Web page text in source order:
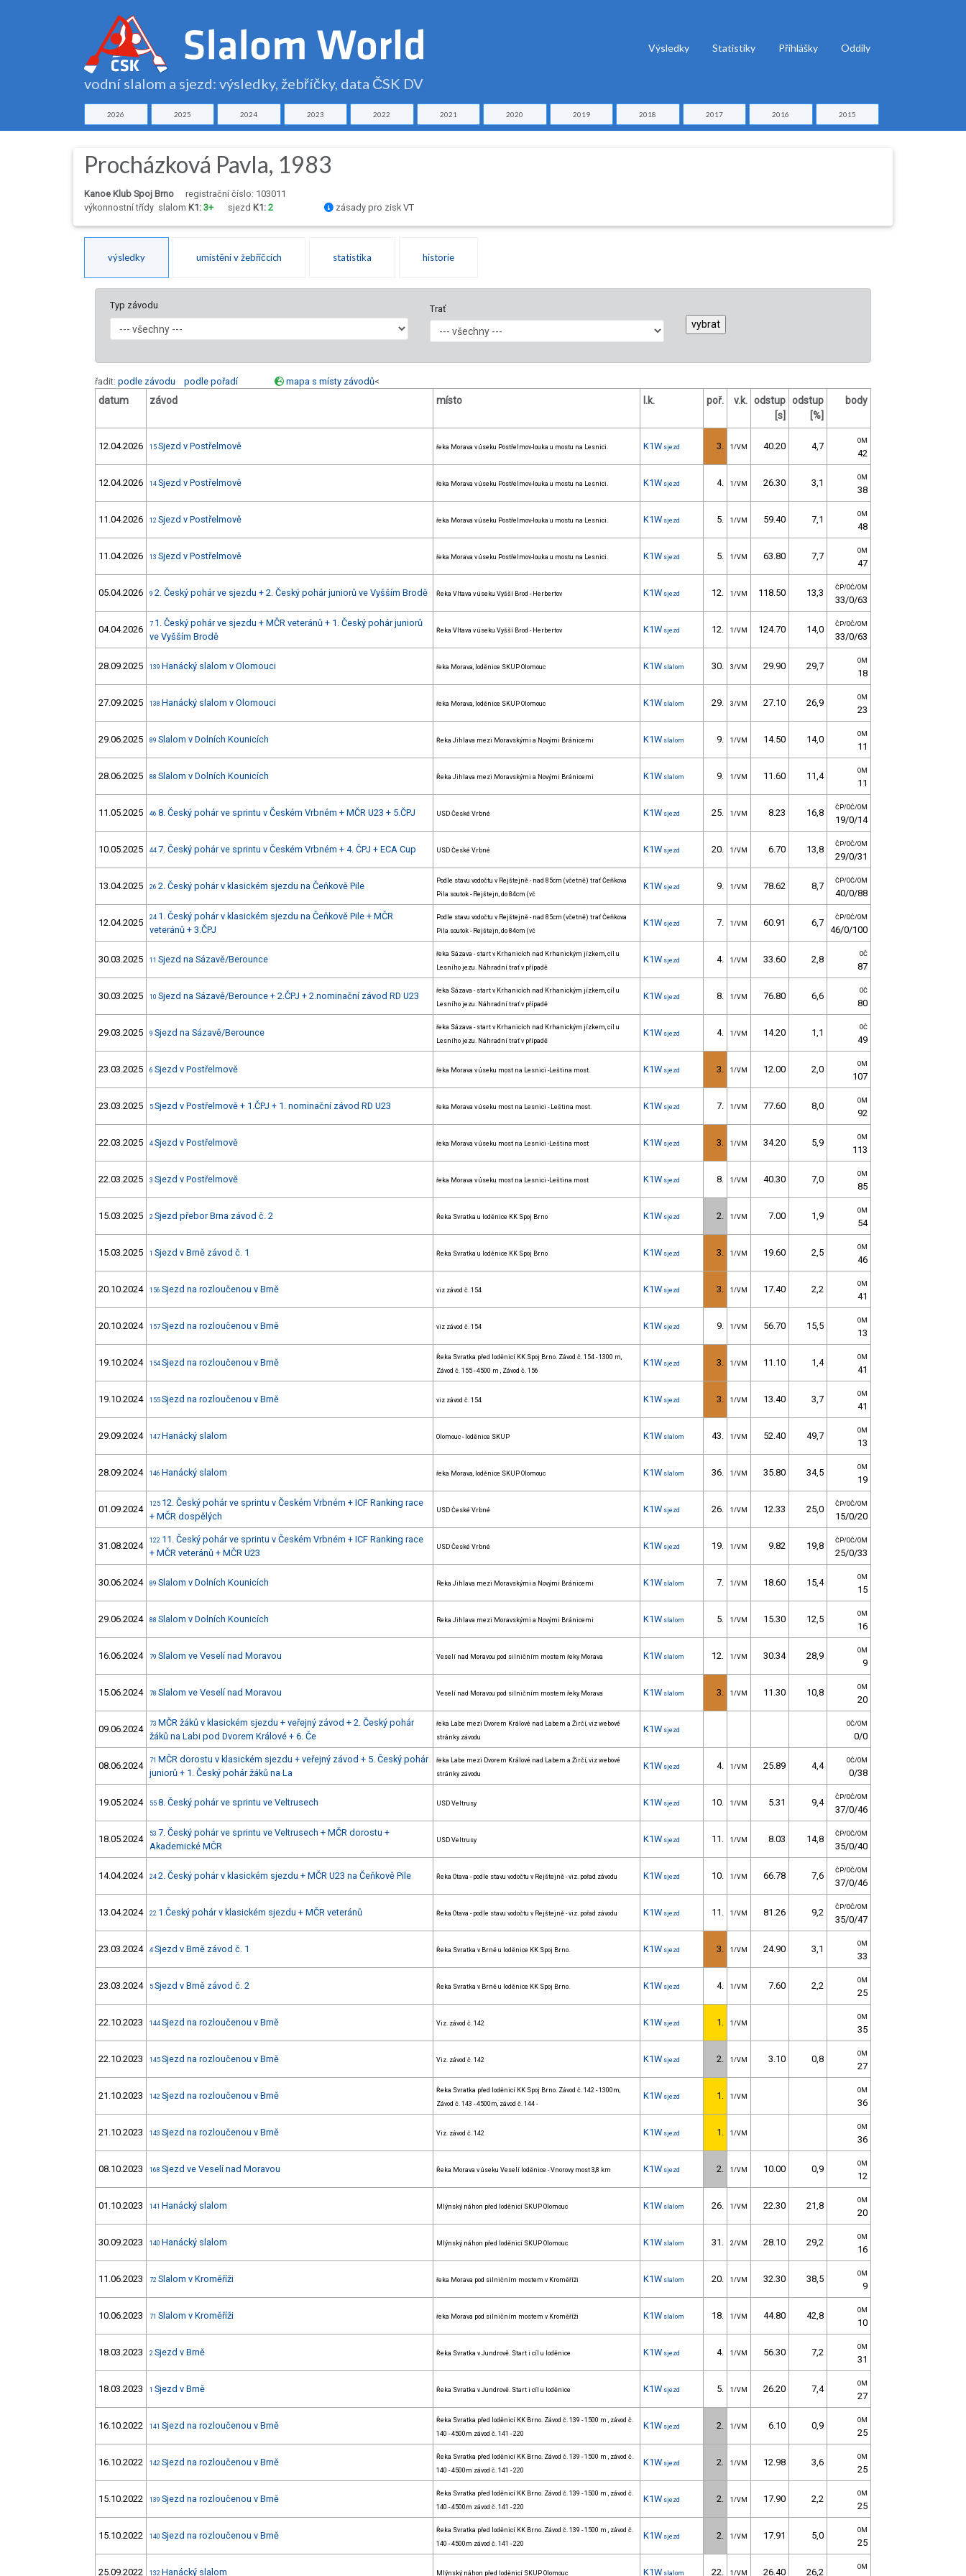
vodní slalom a sjezd: výsledky, žebříčky, data ČSK DV
Výsledky Statistiky Přihlášky Oddíly
2026 2025 2024 2023 2022 2021 2020 2019 2018 2017 2016 2015
Procházková Pavla, 1983
Kanoe Klub Spoj Brno
registrační číslo: 103011
výkonnostní třídy slalom K1: 3+ sjezd K1: 2 zásady pro zisk VT
výsledky umístění v žebříčcích statistika historie
Typ závodu Trať
řadit: podle závodu podle pořadí mapa s místy závodů<
datum závod místo l.k. poř. v.k. odstup
[s]
odstup
[%]
body
12.04.2026 15 Sjezd v Postřelmově řeka Morava v úseku Postřelmov-louka u mostu na Lesnici. K1W sjezd 3. 1/VM 40.20 4,7 OM
42
12.04.2026 14 Sjezd v Postřelmově řeka Morava v úseku Postřelmov-louka u mostu na Lesnici. K1W sjezd 4. 1/VM 26.30 3,1 OM
38
11.04.2026 12 Sjezd v Postřelmově řeka Morava v úseku Postřelmov-louka u mostu na Lesnici. K1W sjezd 5. 1/VM 59.40 7,1 OM
48
11.04.2026 13 Sjezd v Postřelmově řeka Morava v úseku Postřelmov-louka u mostu na Lesnici. K1W sjezd 5. 1/VM 63.80 7,7 OM
47
05.04.2026 9 2. Český pohár ve sjezdu + 2. Český pohár juniorů ve Vyšším Brodě Řeka Vltava v úseku Vyšší Brod - Herbertov K1W sjezd 12. 1/VM 118.50 13,3 ČP/OČ/OM
33/0/63
04.04.2026 7 1. Český pohár ve sjezdu + MČR veteránů + 1. Český pohár juniorů
ve Vyšším Brodě
Řeka Vltava v úseku Vyšší Brod - Herbertov K1W sjezd 12. 1/VM 124.70 14,0 ČP/OČ/OM
33/0/63
28.09.2025 139 Hanácký slalom v Olomouci řeka Morava, loděnice SKUP Olomouc K1W slalom 30. 3/VM 29.90 29,7 OM
18
27.09.2025 138 Hanácký slalom v Olomouci řeka Morava, loděnice SKUP Olomouc K1W slalom 29. 3/VM 27.10 26,9 OM
23
29.06.2025 89 Slalom v Dolních Kounicích Řeka Jihlava mezi Moravskými a Novými Bránicemi K1W slalom 9. 1/VM 14.50 14,0 OM
11
28.06.2025 88 Slalom v Dolních Kounicích Řeka Jihlava mezi Moravskými a Novými Bránicemi K1W slalom 9. 1/VM 11.60 11,4 OM
11
11.05.2025 46 8. Český pohár ve sprintu v Českém Vrbném + MČR U23 + 5.ČPJ USD České Vrbné K1W sjezd 25. 1/VM 8.23 16,8 ČP/OČ/OM
19/0/14
10.05.2025 44 7. Český pohár ve sprintu v Českém Vrbném + 4. ČPJ + ECA Cup USD České Vrbné K1W sjezd 20. 1/VM 6.70 13,8 ČP/OČ/OM
29/0/31
13.04.2025 26 2. Český pohár v klasickém sjezdu na Čeňkově Pile
Podle stavu vodočtu v Rejštejně - nad 85cm (včetně) trať Čeňkova
Pila soutok - Rejštejn, do 84cm (vč
K1W sjezd 9. 1/VM 78.62 8,7 ČP/OČ/OM
40/0/88
12.04.2025 24 1. Český pohár v klasickém sjezdu na Čeňkově Pile + MČR
veteránů + 3.ČPJ
Podle stavu vodočtu v Rejštejně - nad 85cm (včetně) trať Čeňkova
Pila soutok - Rejštejn, do 84cm (vč
K1W sjezd 7. 1/VM 60.91 6,7 ČP/OČ/OM
46/0/100
30.03.2025 11 Sjezd na Sázavě/Berounce
řeka Sázava - start v Krhanicích nad Krhanickým jízkem, cíl u
Lesního jezu. Náhradní trať v případě
K1W sjezd 4. 1/VM 33.60 2,8 OČ
87
30.03.2025 10 Sjezd na Sázavě/Berounce + 2.ČPJ + 2.nominační závod RD U23
řeka Sázava - start v Krhanicích nad Krhanickým jízkem, cíl u
Lesního jezu. Náhradní trať v případě
K1W sjezd 8. 1/VM 76.80 6,6 OČ
80
29.03.2025 9 Sjezd na Sázavě/Berounce
řeka Sázava - start v Krhanicích nad Krhanickým jízkem, cíl u
Lesního jezu. Náhradní trať v případě
K1W sjezd 4. 1/VM 14.20 1,1 OČ
49
23.03.2025 6 Sjezd v Postřelmově řeka Morava v úseku most na Lesnici -Leština most. K1W sjezd 3. 1/VM 12.00 2,0 OM
107
23.03.2025 5 Sjezd v Postřelmově + 1.ČPJ + 1. nominační závod RD U23 řeka Morava v úseku most na Lesnici - Leština most. K1W sjezd 7. 1/VM 77.60 8,0 OM
92
22.03.2025 4 Sjezd v Postřelmově řeka Morava v úseku most na Lesnici -Leština most K1W sjezd 3. 1/VM 34.20 5,9 OM
113
22.03.2025 3 Sjezd v Postřelmově řeka Morava v úseku most na Lesnici -Leština most K1W sjezd 8. 1/VM 40.30 7,0 OM
85
15.03.2025 2 Sjezd přebor Brna závod č. 2 Řeka Svratka u loděnice KK Spoj Brno K1W sjezd 2. 1/VM 7.00 1,9 OM
54
15.03.2025 1 Sjezd v Brně závod č. 1 Řeka Svratka u loděnice KK Spoj Brno K1W sjezd 3. 1/VM 19.60 2,5 OM
46
20.10.2024 156 Sjezd na rozloučenou v Brně viz závod č. 154 K1W sjezd 3. 1/VM 17.40 2,2 OM
41
20.10.2024 157 Sjezd na rozloučenou v Brně viz závod č. 154 K1W sjezd 9. 1/VM 56.70 15,5 OM
13
19.10.2024 154 Sjezd na rozloučenou v Brně
Řeka Svratka před loděnicí KK Spoj Brno. Závod č. 154 - 1300 m,
Závod č. 155 - 4500 m , Závod č. 156
K1W sjezd 3. 1/VM 11.10 1,4 OM
41
19.10.2024 155 Sjezd na rozloučenou v Brně viz závod č. 154 K1W sjezd 3. 1/VM 13.40 3,7 OM
41
29.09.2024 147 Hanácký slalom Olomouc - loděnice SKUP K1W slalom 43. 1/VM 52.40 49,7 OM
13
28.09.2024 146 Hanácký slalom řeka Morava, loděnice SKUP Olomouc K1W slalom 36. 1/VM 35.80 34,5 OM
19
01.09.2024 125 12. Český pohár ve sprintu v Českém Vrbném + ICF Ranking race
+ MČR dospělých
USD České Vrbné K1W sjezd 26. 1/VM 12.33 25,0 ČP/OČ/OM
15/0/20
31.08.2024 122 11. Český pohár ve sprintu v Českém Vrbném + ICF Ranking race
+ MČR veteránů + MČR U23
USD České Vrbné K1W sjezd 19. 1/VM 9.82 19,8 ČP/OČ/OM
25/0/33
30.06.2024 89 Slalom v Dolních Kounicích Reka Jihlava mezi Moravskými a Novými Bránicemi K1W slalom 7. 1/VM 18.60 15,4 OM
15
29.06.2024 88 Slalom v Dolních Kounicích Reka Jihlava mezi Moravskými a Novými Bránicemi K1W slalom 5. 1/VM 15.30 12,5 OM
16
16.06.2024 79 Slalom ve Veselí nad Moravou Veselí nad Moravou pod silničním mostem řeky Morava K1W slalom 12. 1/VM 30.34 28,9 OM
9
15.06.2024 78 Slalom ve Veselí nad Moravou Veselí nad Moravou pod silničním mostem řeky Morava K1W slalom 3. 1/VM 11.30 10,8 OM
20
09.06.2024 73 MČR žáků v klasickém sjezdu + veřejný závod + 2. Český pohár
žáků na Labi pod Dvorem Králové + 6. Če
řeka Labe mezi Dvorem Králové nad Labem a Žirčí, viz webové
stránky závodu
K1W sjezd
OČ/OM
0/0
08.06.2024 71 MČR dorostu v klasickém sjezdu + veřejný závod + 5. Český pohár
juniorů + 1. Český pohár žáků na La
řeka Labe mezi Dvorem Králové nad Labem a Žirčí, viz webové
stránky závodu
K1W sjezd 4. 1/VM 25.89 4,4 OČ/OM
0/38
19.05.2024 55 8. Český pohár ve sprintu ve Veltrusech USD Veltrusy K1W sjezd 10. 1/VM 5.31 9,4 ČP/OČ/OM
37/0/46
18.05.2024 53 7. Český pohár ve sprintu ve Veltrusech + MČR dorostu +
Akademické MČR
USD Veltrusy K1W sjezd 11. 1/VM 8.03 14,8 ČP/OČ/OM
35/0/40
14.04.2024 24 2. Český pohár v klasickém sjezdu + MČR U23 na Čeňkově Pile Řeka Otava - podle stavu vodočtu v Rejštejně - viz. pořad závodu K1W sjezd 10. 1/VM 66.78 7,6 ČP/OČ/OM
37/0/46
13.04.2024 22 1.Český pohár v klasickém sjezdu + MČR veteránů Řeka Otava - podle stavu vodočtu v Rejštejně - viz. pořad závodu K1W sjezd 11. 1/VM 81.26 9,2 ČP/OČ/OM
35/0/47
23.03.2024 4 Sjezd v Brně závod č. 1 Řeka Svratka v Brně u loděnice KK Spoj Brno. K1W sjezd 3. 1/VM 24.90 3,1 OM
33
23.03.2024 5 Sjezd v Brně závod č. 2 Řeka Svratka v Brně u loděnice KK Spoj Brno. K1W sjezd 4. 1/VM 7.60 2,2 OM
25
22.10.2023 144 Sjezd na rozloučenou v Brně Viz. závod č. 142 K1W sjezd 1. 1/VM
OM
35
22.10.2023 145 Sjezd na rozloučenou v Brně Viz. závod č. 142 K1W sjezd 2. 1/VM 3.10 0,8 OM
27
21.10.2023 142 Sjezd na rozloučenou v Brně
Řeka Svratka před loděnicí KK Spoj Brno. Závod č. 142 - 1300m,
Závod č. 143 - 4500m, závod č. 144 -
K1W sjezd 1. 1/VM
OM
36
21.10.2023 143 Sjezd na rozloučenou v Brně Viz. závod č. 142 K1W sjezd 1. 1/VM
OM
36
08.10.2023 168 Sjezd ve Veselí nad Moravou Řeka Morava v úseku Veselí loděnice - Vnorovy most 3,8 km K1W sjezd 2. 1/VM 10.00 0,9 OM
12
01.10.2023 141 Hanácký slalom Mlýnský náhon před loděnicí SKUP Olomouc K1W slalom 26. 1/VM 22.30 21,8 OM
20
30.09.2023 140 Hanácký slalom Mlýnský náhon před loděnicí SKUP Olomouc K1W slalom 31. 2/VM 28.10 29,2 OM
16
11.06.2023 72 Slalom v Kroměříži řeka Morava pod silničním mostem v Kroměříži K1W slalom 20. 1/VM 32.30 38,5 OM
9
10.06.2023 71 Slalom v Kroměříži řeka Morava pod silničním mostem v Kroměříži K1W slalom 18. 1/VM 44.80 42,8 OM
10
18.03.2023 2 Sjezd v Brně Řeka Svratka v Jundrově. Start i cíl u loděnice K1W sjezd 4. 1/VM 56.30 7,2 OM
31
18.03.2023 1 Sjezd v Brně Řeka Svratka v Jundrově. Start i cíl u loděnice K1W sjezd 5. 1/VM 26.20 7,4 OM
27
16.10.2022 141 Sjezd na rozloučenou v Brně
Řeka Svratka před loděnicí KK Brno. Závod č. 139 - 1500 m , závod č.
140 - 4500m závod č. 141 - 220
K1W sjezd 2. 1/VM 6.10 0,9 OM
25
16.10.2022 142 Sjezd na rozloučenou v Brně
Řeka Svratka před loděnicí KK Brno. Závod č. 139 - 1500 m , závod č.
140 - 4500m závod č. 141 - 220
K1W sjezd 2. 1/VM 12.98 3,6 OM
25
15.10.2022 139 Sjezd na rozloučenou v Brně
Řeka Svratka před loděnicí KK Brno. Závod č. 139 - 1500 m , závod č.
140 - 4500m závod č. 141 - 220
K1W sjezd 2. 1/VM 17.90 2,2 OM
25
15.10.2022 140 Sjezd na rozloučenou v Brně
Řeka Svratka před loděnicí KK Brno. Závod č. 139 - 1500 m , závod č.
140 - 4500m závod č. 141 - 220
K1W sjezd 2. 1/VM 17.91 5,0 OM
25
25.09.2022 132 Hanácký slalom Mlýnský náhon před loděnicí SKUP Olomouc K1W slalom 22. 1/VM 26.40 26,2 OM